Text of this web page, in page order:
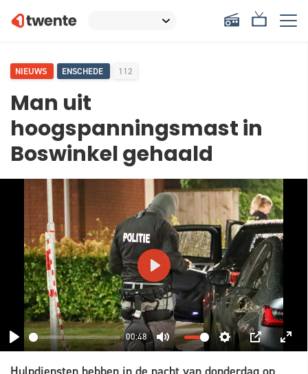
NIEUWS ENSCHEDE 112
Man uit
hoogspanningsmast in
Boswinkel gehaald
PLAY 00:48 MUTE
SETTINGS
PIP
PLAY